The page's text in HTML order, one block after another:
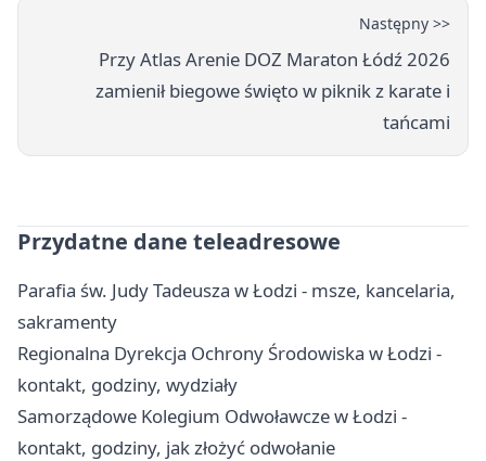
Następny >>
Przy Atlas Arenie DOZ Maraton Łódź 2026
zamienił biegowe święto w piknik z karate i
tańcami
Przydatne dane teleadresowe
Parafia św. Judy Tadeusza w Łodzi - msze, kancelaria,
sakramenty
Regionalna Dyrekcja Ochrony Środowiska w Łodzi -
kontakt, godziny, wydziały
Samorządowe Kolegium Odwoławcze w Łodzi -
kontakt, godziny, jak złożyć odwołanie